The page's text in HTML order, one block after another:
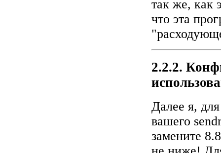
так же, как
что эта
2.2.2.
Далее я,
вашего
замените